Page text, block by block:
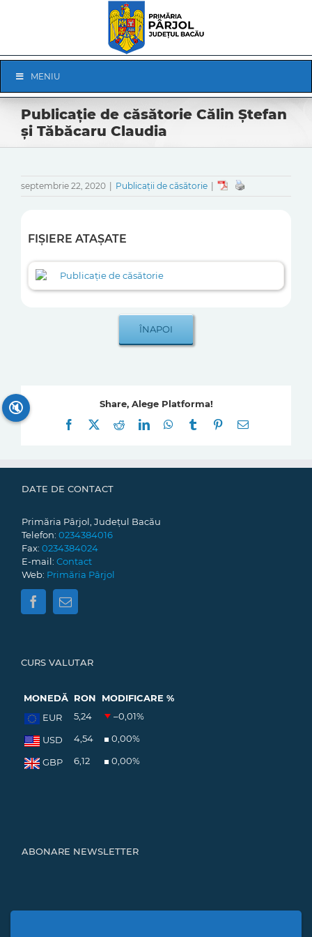
Navigation
MENIU
Publicație de căsătorie Călin Ștefan
și Tăbăcaru Claudia
septembrie 22, 2020 Publicații de căsătorie
FIȘIERE ATAȘATE
Publicație de căsătorie
Share, Alege Platforma!
Facebook
RedditLinkedInWhatsApp
Tumblr Pinterest
E-
DATE DE CONTACT
Primăria Pârjol, Județul Bacău
Telefon: 0234384016
Fax: 0234384024
E-mail: Contact
Web: Primăria Pârjol
CURS VALUTAR
MONEDĂ RON
MODIFICARE %
EUR
5,24 –0,01%
USD 4,54 0,00%
GBP 6,12 0,00%
ABONARE NEWSLETTER
🔇